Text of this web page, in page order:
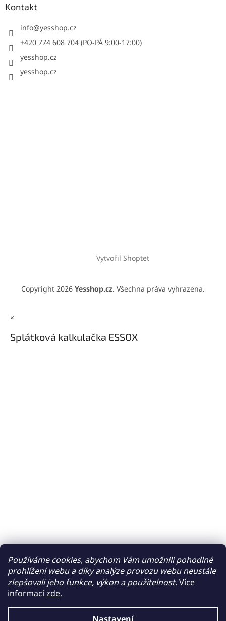
Používáme cookies, abychom Vám umožnili pohodlné
prohlížení webu a díky analýze provozu webu neustále
zlepšovali jeho funkce, výkon a použitelnost.Více
informacízde.
Kontakt
info@yesshop.cz
+420 774 608 704 (PO-PÁ 9:00-17:00)
yesshop.cz
yesshop.cz
Vytvořil Shoptet
Copyright 2026 Yesshop.cz. Všechna práva vyhrazena.
×
Splátková kalkulačka ESSOX